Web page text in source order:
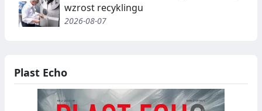
wzrost recyklingu
2026-08-07
Plast Echo